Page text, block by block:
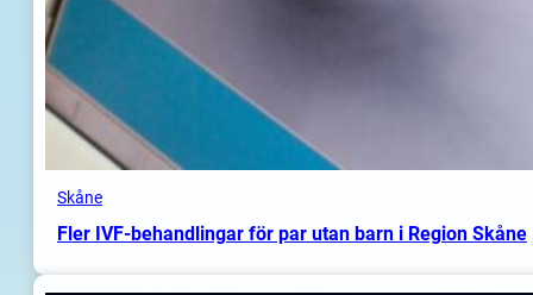
Skåne
Fler IVF-behandlingar för par utan barn i Region Skåne